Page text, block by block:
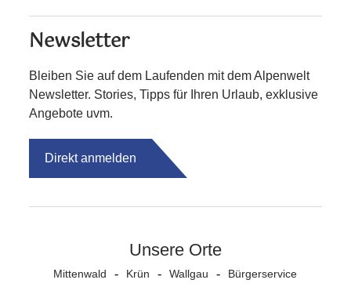
Newsletter
Bleiben Sie auf dem Laufenden mit dem Alpenwelt
Newsletter. Stories, Tipps für Ihren Urlaub, exklusive
Angebote uvm.
Direkt anmelden
Unsere Orte
Mittenwald Krün Wallgau Bürgerservice